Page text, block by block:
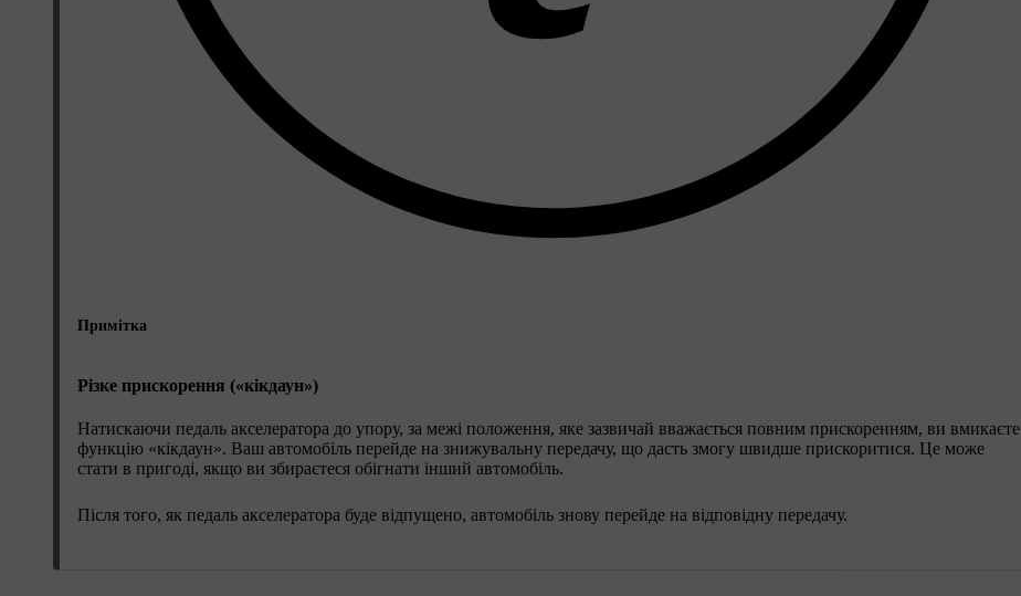
Примітка
Різке прискорення («кікдаун»)
Натискаючи педаль акселератора до упору, за межі положення, яке зазвичай вважається повним прискоренням, ви вмикаєте
функцію «кікдаун». Ваш автомобіль перейде на знижувальну передачу, що дасть змогу швидше прискоритися. Це може
стати в пригоді, якщо ви збираєтеся обігнати інший автомобіль.
Після того, як педаль акселератора буде відпущено, автомобіль знову перейде на відповідну передачу.